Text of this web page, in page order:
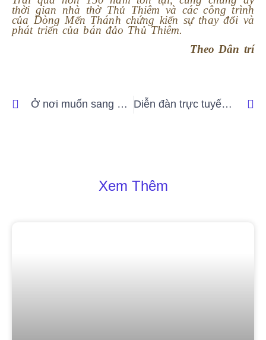
thời gian nhà thờ Thủ Thiêm và các công trình
của Dòng Mến Thánh chứng kiến sự thay đổi và
phát triển của bán đảo Thủ Thiêm.
Theo Dân trí
Ở nơi muốn sang nhà hàng xóm cũng phải mang theo hộ chiếu Diễn đàn trực tuyến về múa rối: Kết nối nghệ thuật và giáo dục cộng đồng
Xem Thêm